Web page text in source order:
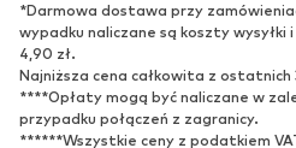
Nowości
Trampki & sneakersy
Czółenka & buty na obcasie
Sandały
*Darmowa dostawa przy
wypadku naliczane są koszty wysyłki
4,90 zł.
Najniższa cena całkowita z ostatnich
****Opłaty mogą być naliczane w
przypadku połączeń z zagranicy.
******Wszystkie ceny z podatkiem